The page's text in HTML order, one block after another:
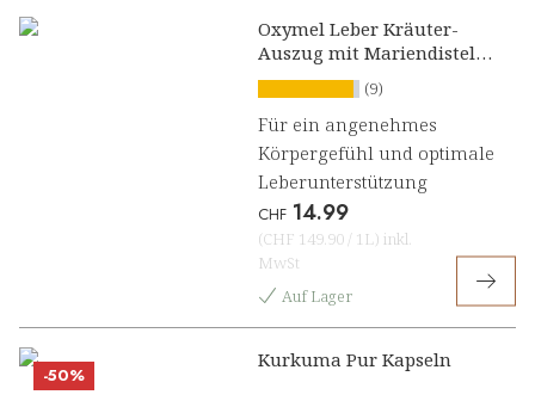
Oxymel Leber Kräuter-
Auszug mit Mariendistel,
Artischocke und
Löwenzahn (9)
Für ein angenehmes
Körpergefühl und optimale
Leberunterstützung
CHF 14.99
(CHF 149.90 / 1L) inkl.
MwSt
Auf Lager
-50%
Kurkuma Pur Kapseln